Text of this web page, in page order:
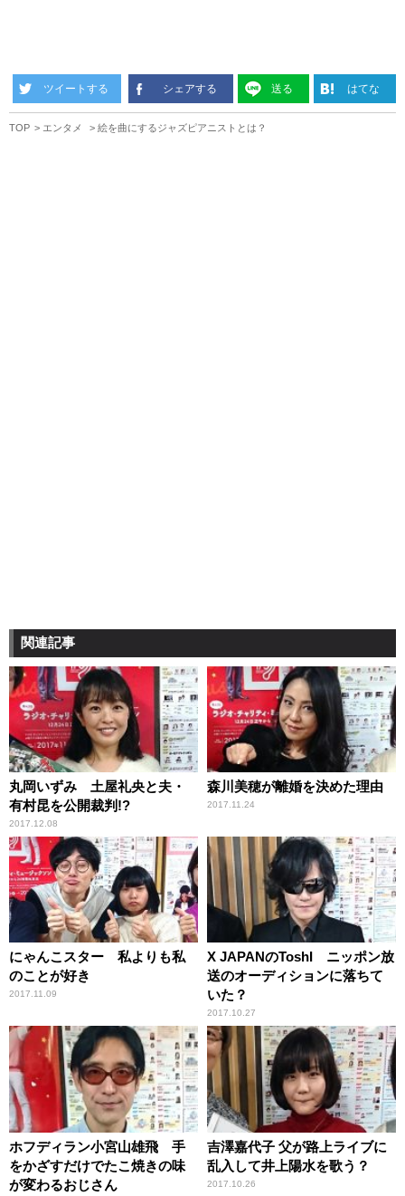
ツイートする シェアする 送る はてな
TOP エンタメ 絵を曲にするジャズピアニストとは？
関連記事
丸岡いずみ 土屋礼央と夫・
有村昆を公開裁判!?
2017.12.08
森川美穂が離婚を決めた理由
2017.11.24
にゃんこスター 私よりも私
のことが好き
2017.11.09
X JAPANのToshI ニッポン放
送のオーディションに落ちて
いた？
2017.10.27
ホフディラン小宮山雄飛 手
をかざすだけでたこ焼きの味
が変わるおじさん
吉澤嘉代子 父が路上ライブに
乱入して井上陽水を歌う？
2017.10.26